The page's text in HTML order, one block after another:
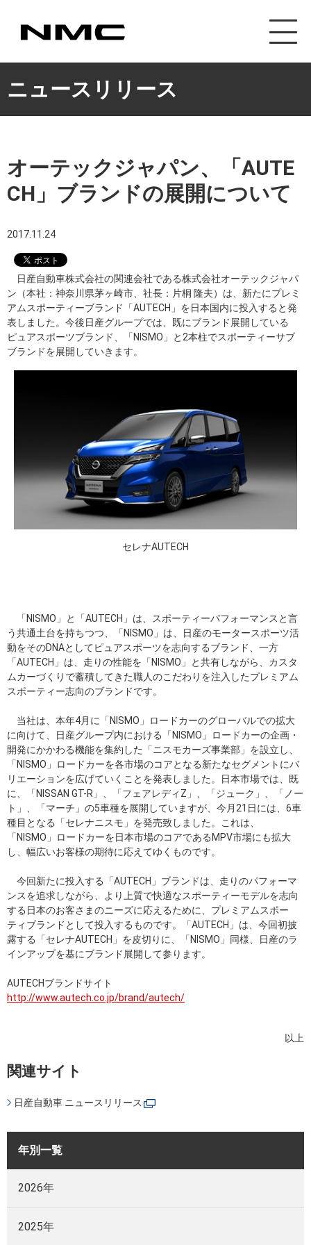
カスタマイズ事
ニュースリリース
オーテックジャパン、「AUTE
CH」ブランドの展開について
2017.11.24
日産自動車株式会社の関連会社である株式会社オーテックジャパ
ン（本社：神奈川県茅ヶ崎市、社長：片桐 隆夫）は、新たにプレミ
アムスポーティーブランド「AUTECH」を日本国内に投入すると発
表しました。今後日産グループでは、既にブランド展開している
ピュアスポーツブランド、「NISMO」と2本柱でスポーティーサブ
ブランドを展開していきます。
セレナAUTECH
「NISMO」と「AUTECH」は、スポーティーパフォーマンスと言
う共通土台を持ちつつ、「NISMO」は、日産のモータースポーツ活
動をそのDNAとしてピュアスポーツを志向するブランド、一方
「AUTECH」は、走りの性能を「NISMO」と共有しながら、カスタ
ムカーづくりで蓄積してきた職人のこだわりを注入したプレミアム
スポーティー志向のブランドです。
当社は、本年4月に「NISMO」ロードカーのグローバルでの拡大
に向けて、日産グループ内における「NISMO」ロードカーの企画・
開発にかかわる機能を集約した「ニスモカーズ事業部」を設立し、
「NISMO」ロードカーを各市場のコアとなる新たなセグメントにバ
リエーションを広げていくことを発表しました。日本市場では、既
に、「NISSAN GT-R」、「フェアレディZ」、「ジューク」、「ノー
ト」、「マーチ」の5車種を展開していますが、今月21日には、6車
種目となる「セレナニスモ」を発売致しました。これは、
「NISMO」ロードカーを日本市場のコアであるMPV市場にも拡大
し、幅広いお客様の期待に応えてゆくものです。
今回新たに投入する「AUTECH」ブランドは、走りのパフォーマ
ンスを追求しながら、より上質で快適なスポーティーモデルを志向
する日本のお客さまのニーズに応えるために、プレミアムスポー
ティブランドとして投入するものです。「AUTECH」は、今回初披
露する「セレナAUTECH」を皮切りに、「NISMO」同様、日産のラ
インアップを基にブランド展開して参ります。
AUTECHブランドサイト
http://www.autech.co.jp/brand/autech/
以上
関連サイト
日産自動車 ニュースリリース
年別一覧
2026年
2025年